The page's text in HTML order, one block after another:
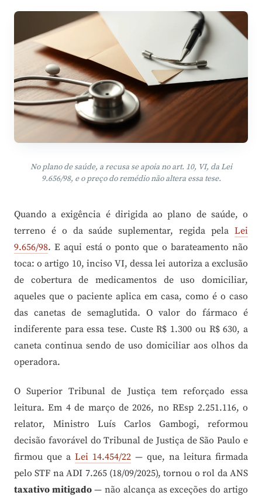
No plano de saúde, a recusa se apoia no art. 10, VI, da Lei
9.656/98, e o preço do remédio não altera essa tese.
Quando a exigência é dirigida ao plano de saúde, o
terreno é o da saúde suplementar, regida pela Lei
9.656/98. E aqui está o ponto que o barateamento não
toca: o artigo 10, inciso VI, dessa lei autoriza a exclusão
de cobertura de medicamentos de uso domiciliar,
aqueles que o paciente aplica em casa, como é o caso
das canetas de semaglutida. O valor do fármaco é
indiferente para essa tese. Custe R$ 1.300 ou R$ 630, a
caneta continua sendo de uso domiciliar aos olhos da
operadora.
O Superior Tribunal de Justiça tem reforçado essa
leitura. Em 4 de março de 2026, no REsp 2.251.116, o
relator, Ministro Luís Carlos Gambogi, reformou
decisão favorável do Tribunal de Justiça de São Paulo e
firmou que a Lei 14.454/22 — que, na leitura firmada
pelo STF na ADI 7.265 (18/09/2025), tornou o rol da ANS
taxativo mitigado— não alcança as exceções do artigo